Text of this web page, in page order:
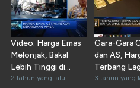
Video: Harga Emas
Melonjak, Bakal
Lebih Tinggi di
2024?
2 tahun yang lalu
Gara-Gara
dan AS,
Terbang
3 tahun yang